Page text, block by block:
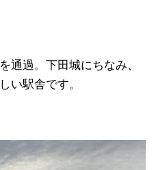
通過。下田城にちなみ、
い駅舎です。